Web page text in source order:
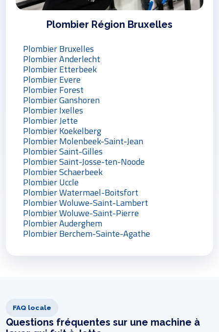
Plombier Région Bruxelles
Plombier Bruxelles
Plombier Anderlecht
Plombier Etterbeek
Plombier Evere
Plombier Forest
Plombier Ganshoren
Plombier Ixelles
Plombier Jette
Plombier Koekelberg
Plombier Molenbeek-Saint-Jean
Plombier Saint-Gilles
Plombier Saint-Josse-ten-Noode
Plombier Schaerbeek
Plombier Uccle
Plombier Watermael-Boitsfort
Plombier Woluwe-Saint-Lambert
Plombier Woluwe-Saint-Pierre
Plombier Auderghem
Plombier Berchem-Sainte-Agathe
FAQ locale
Questions fréquentes sur une machine à